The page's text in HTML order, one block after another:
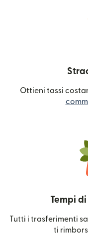
Ottieni tassi
Tempi
Tutti i trasferimenti
ti